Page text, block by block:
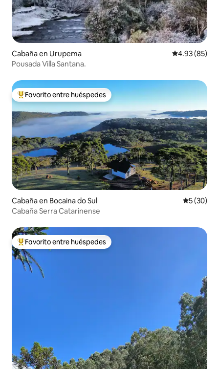
Cabaña en Urupema Calificación
4.93 (85)
Pousada Villa Santana.
Favorito entre huéspedes preferido
Favorito entre huéspedes
Cabaña en Bocaina do Sul
5 (30)
Cabaña Serra Catarinense
Favorito entre huéspedes preferido
Favorito entre huéspedes